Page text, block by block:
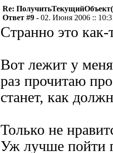
Re:
Ответ #9 - 02. Июня 2006 ::
Странно это как-
Вот лежит у
раз прочитаю
станет, как
Только не
Уж лучше пойти